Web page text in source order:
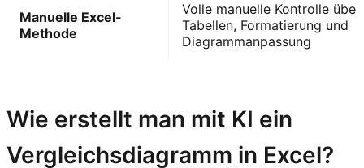
Manuelle Excel-
Methode
Volle manuelle Kontrolle über
Tabellen, Formatierung und
Diagrammanpassung
Wie erstellt man mit KI ein
Vergleichsdiagramm in Excel?